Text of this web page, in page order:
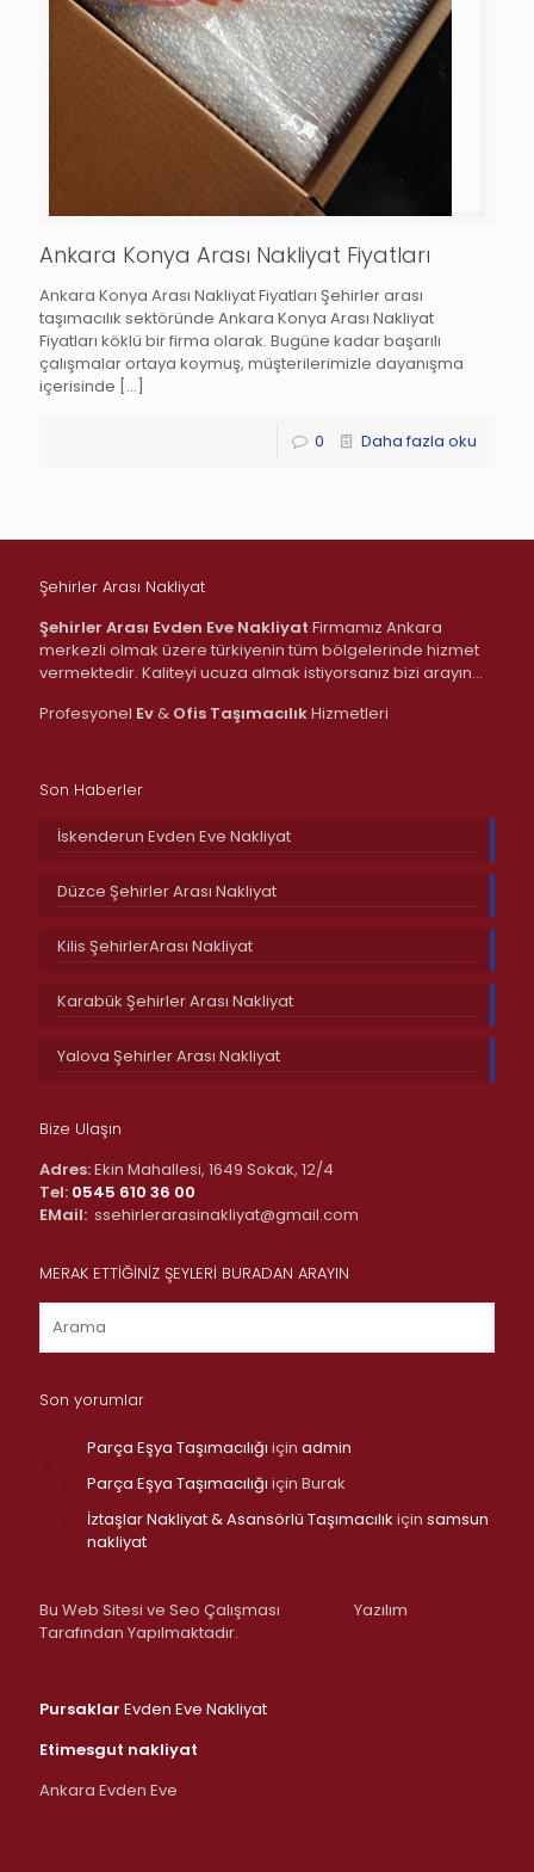
Ankara Konya Arası Nakliyat Fiyatları
Ankara Konya Arası Nakliyat Fiyatları Şehirler arası
taşımacılık sektöründe Ankara Konya Arası Nakliyat
Fiyatları köklü bir firma olarak. Bugüne kadar başarılı
çalışmalar ortaya koymuş, müşterilerimizle dayanışma
içerisinde […]
0 Daha fazla oku
Şehirler Arası Nakliyat
Şehirler Arası Evden Eve Nakliyat Firmamız Ankara
merkezli olmak üzere türkiyenin tüm bölgelerinde hizmet
vermektedir. Kaliteyi ucuza almak istiyorsanız bizi arayın…
Profesyonel Ev& Ofis TaşımacılıkHizmetleri
Son Haberler
İskenderun Evden Eve Nakliyat
Düzce Şehirler Arası Nakliyat
Kilis ŞehirlerArası Nakliyat
Karabük Şehirler Arası Nakliyat
Yalova Şehirler Arası Nakliyat
Bize Ulaşın
Adres:Ekin Mahallesi, 1649 Sokak, 12/4
Tel: 0545 610 36 00
EMail: ssehirlerarasinakliyat@gmail.com
MERAK ETTİĞİNİZ ŞEYLERİ BURADAN ARAYIN
Son yorumlar
Parça Eşya Taşımacılığı için admin
Parça Eşya Taşımacılığı için Burak
İztaşlar Nakliyat & Asansörlü Taşımacılık için samsun
nakliyat
Bu Web Sitesi ve Seo Çalışması
Yazılım
Tarafından Yapılmaktadır.
Pursaklar Evden Eve Nakliyat
Etimesgut nakliyat
Ankara Evden Eve